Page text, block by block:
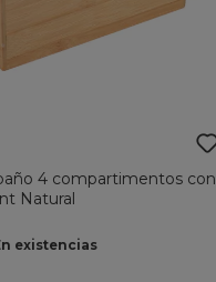
4 compartimentos con
Natural
existencias